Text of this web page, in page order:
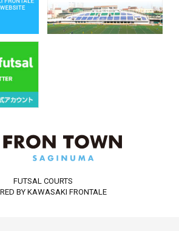
FUTSAL COURTS
BY KAWASAKI FRONTALE